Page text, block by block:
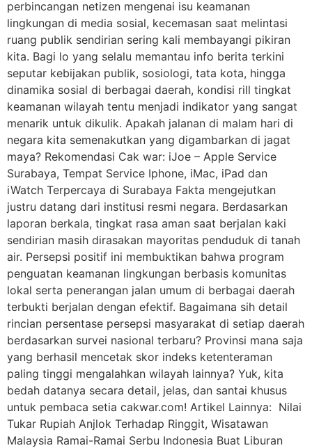
perbincangan netizen mengenai isu keamanan
lingkungan di media sosial, kecemasan saat melintasi
ruang publik sendirian sering kali membayangi pikiran
kita. Bagi lo yang selalu memantau info berita terkini
seputar kebijakan publik, sosiologi, tata kota, hingga
dinamika sosial di berbagai daerah, kondisi rill tingkat
keamanan wilayah tentu menjadi indikator yang sangat
menarik untuk dikulik. Apakah jalanan di malam hari di
negara kita semenakutkan yang digambarkan di jagat
maya? Rekomendasi Cak war: iJoe – Apple Service
Surabaya, Tempat Service Iphone, iMac, iPad dan
iWatch Terpercaya di Surabaya Fakta mengejutkan
justru datang dari institusi resmi negara. Berdasarkan
laporan berkala, tingkat rasa aman saat berjalan kaki
sendirian masih dirasakan mayoritas penduduk di tanah
air. Persepsi positif ini membuktikan bahwa program
penguatan keamanan lingkungan berbasis komunitas
lokal serta penerangan jalan umum di berbagai daerah
terbukti berjalan dengan efektif. Bagaimana sih detail
rincian persentase persepsi masyarakat di setiap daerah
berdasarkan survei nasional terbaru? Provinsi mana saja
yang berhasil mencetak skor indeks ketenteraman
paling tinggi mengalahkan wilayah lainnya? Yuk, kita
bedah datanya secara detail, jelas, dan santai khusus
untuk pembaca setia cakwar.com! Artikel Lainnya: Nilai
Tukar Rupiah Anjlok Terhadap Ringgit, Wisatawan
Malaysia Ramai-Ramai Serbu Indonesia Buat Liburan